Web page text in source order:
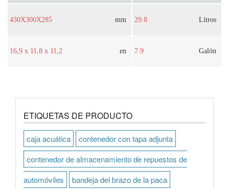
430X300X285 mm
16,9 x 11,8 x 11,2 en
29.8 Litros
7.9 Galón
ETIQUETAS DE PRODUCTO
caja acuática
contenedor con tapa adjunta
contenedor de almacenamiento de repuestos de
automóviles
bandeja del brazo de la paca